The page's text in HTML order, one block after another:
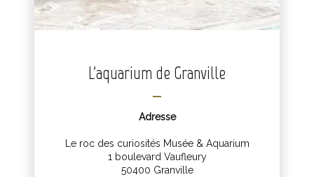
L'aquarium de Granville
Adresse
Le roc des curiosités Musée & Aquarium
1 boulevard Vaufleury
50400 Granville